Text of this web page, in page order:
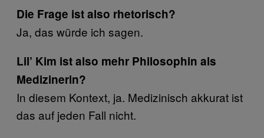
Die Frage ist also rhetorisch?
Ja, das würde ich sagen.
Lil’ Kim ist also mehr Philosophin als
Medizinerin?
In diesem Kontext, ja. Medizinisch akkurat ist
das auf jeden Fall nicht.